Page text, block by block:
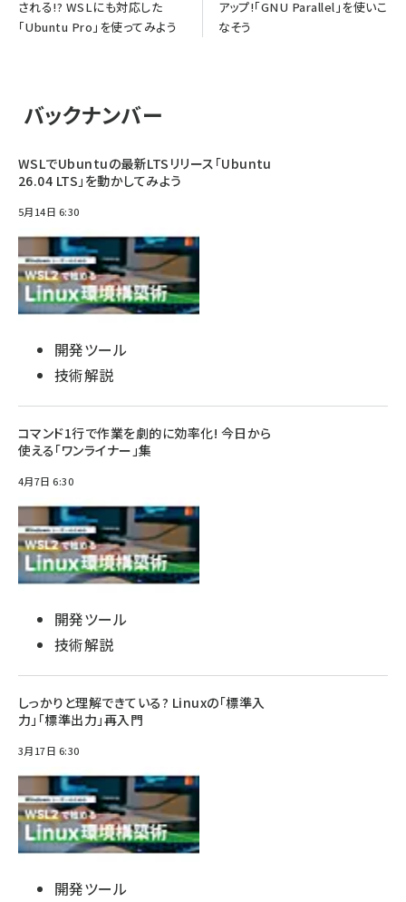
される!? WSLにも対応した
「Ubuntu Pro」を使ってみよう
アップ!「GNU Parallel」を使いこ
なそう
バックナンバー
WSLでUbuntuの最新LTSリリース「Ubuntu
26.04 LTS」を動かしてみよう
5月14日 6:30
開発ツール
技術解説
コマンド1行で作業を劇的に効率化! 今日から
使える「ワンライナー」集
4月7日 6:30
開発ツール
技術解説
しっかりと理解できている? Linuxの「標準入
力」「標準出力」再入門
3月17日 6:30
開発ツール